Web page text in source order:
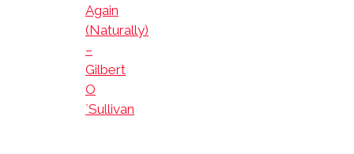
Again
(Naturally)
–
Gilbert
O
´Sullivan